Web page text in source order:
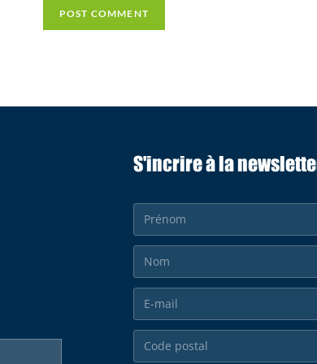
S'incrire à la